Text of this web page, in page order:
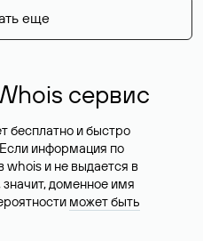
еще
сервис
бесплатно и быстро
информация по
и не выдается в
доменное имя
может быть